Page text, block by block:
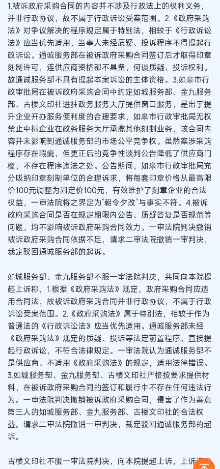
1.被诉政府采购合同的内容并不涉及行政法上的权利义务，
并非行政协议，故不属于行政诉讼受案范围。2.《政府采购
法》对争议解决的程序规定属于特别法，相较于《行政诉讼
法》应当优先适用，当事人未经质疑、投诉程序不得提起行
政诉讼。通诚服务部在被诉政府采购合同签订后才取得印章
刻制许可，连供应商资格都不具备，何谈质疑、投诉权利。
故通诚服务部不具有提起本案诉讼的主体资格。3.如皋市行
政审批局在被诉政府采购合同中约定如城服务部、金九服务
部、古楼文印社进驻政务服务大厅提供窗口服务，是出于提
升企业开办服务便利度的合理要求，如皋市行政审批局无权
禁止中标企业在政务服务大厅承揽其他刻制业务，该合同内
容并未影响到通诚服务部的市场公平竞争权。虽然案涉采购
程序存在瑕疵，但更正后的竞争性谈判公告降低了供应商门
槛，不存在程序违法之处。公告期间，如皋市行政审批局充
分吸纳印章刻制单位的合理诉求，将每套印章价格从最高限
价100元调整为固定价100元，有效维护了刻章企业的合法
权益，一审法院将之界定为“朝令夕改”与事实不符。4.被诉
政府采购合同是否在规定期限内公告、质疑答复是否规范等
问题，均不影响被诉政府采购合同效力。一审法院判决撤销
被诉政府采购合同依据不足，请求二审法院撤销一审判决，
裁定驳回通诚服务部的起诉。
如城服务部、金九服务部不服一审法院判决，共同向本院提
起上诉称，1.根据《政府采购法》规定，政府采购合同应适
用合同法，故被诉政府采购合同并非行政协议，不属于行政
诉讼受案范围。2.《政府采购法》属于特别法，相较于作为
普通法的《行政诉讼法》应当优先适用。通诚服务部未经
《政府采购法》规定的质疑、投诉等法定前置程序，直接提
起行政诉讼，不符合法律规定。一审法院认为通诚服务部不
是供应商、不适用《政府采购法》的规定，适用法律错误。
3.如城服务部、金九服务部、古楼文印社严格按要求提供材
料，在被诉政府采购合同的签订和履行中不存在任何违法行
为。一审法院判决撤销被诉政府采购合同，侵害了作为善意
第三人的如城服务部、金九服务部、古楼文印社的合法权
益。请求二审法院撤销一审判决，裁定驳回通诚服务部的起
诉。
古楼文印社不服一审法院判决，向本院提起上诉，上诉请求